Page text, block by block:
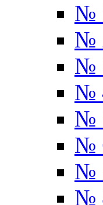
№
№
№
№
№
№
№
№